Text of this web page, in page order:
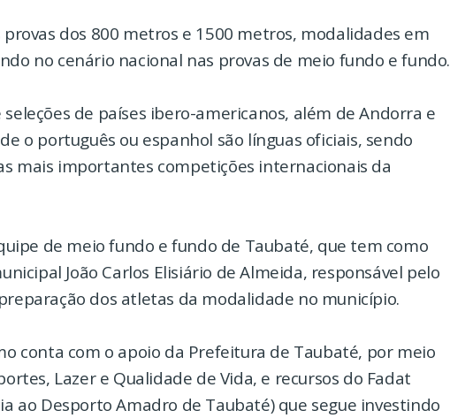
dos 800 metros e 1500 metros, modalidades em
no cenário nacional nas provas de meio fundo e fundo.
de países ibero-americanos, além de Andorra e
o português ou espanhol são línguas oficiais, sendo
mais importantes competições internacionais da
de meio fundo e fundo de Taubaté, que tem como
João Carlos Elisiário de Almeida, responsável pelo
dos atletas da modalidade no município.
conta com o apoio da Prefeitura de Taubaté, por meio
Lazer e Qualidade de Vida, e recursos do Fadat
ao Desporto Amadro de Taubaté) que segue investindo